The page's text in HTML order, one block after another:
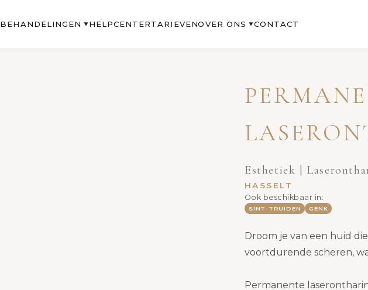
BEHANDELINGEN ▼ HELPCENTERTARIEVENOVER ONS ▼CONTACT
Esthetiek |
HASSELT
Ook beschikbaar in:
SINT-TRUIDEN GENK
Droom je van een huid
voortdurende scheren,
Permanente